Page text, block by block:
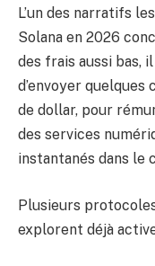
L’un des narratifs
Solana en 2026
des frais aussi bas,
d’envoyer
de dollar, pour
des services
instantanés dans le
Plusieurs
explorent déjà